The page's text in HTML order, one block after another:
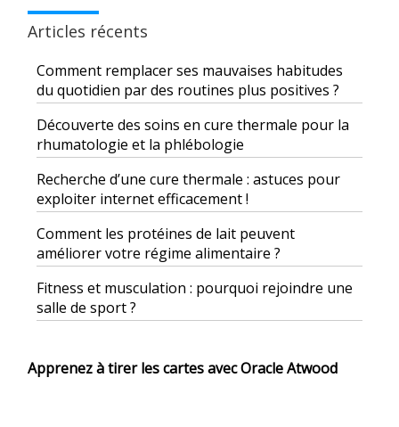
Articles récents
Comment remplacer ses mauvaises habitudes
du quotidien par des routines plus positives ?
Découverte des soins en cure thermale pour la
rhumatologie et la phlébologie
Recherche d’une cure thermale : astuces pour
exploiter internet efficacement !
Comment les protéines de lait peuvent
améliorer votre régime alimentaire ?
Fitness et musculation : pourquoi rejoindre une
salle de sport ?
Apprenez à tirer les cartes avec Oracle Atwood